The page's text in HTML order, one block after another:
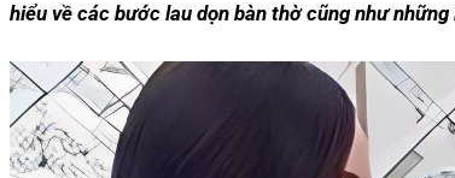
hiểu về các bước lau dọn bàn thờ cũng như